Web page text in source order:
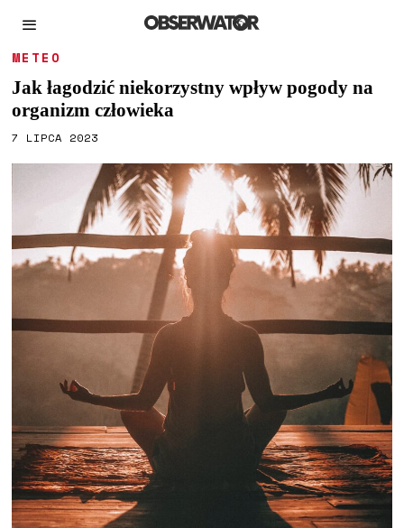
METEO
Jak łagodzić niekorzystny wpływ pogody na
organizm człowieka
7 LIPCA 2023